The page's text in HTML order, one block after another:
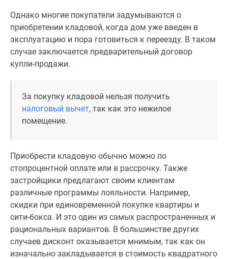
Однако многие покупатели задумываются о
приобретении кладовой, когда дом уже введен в
эксплуатацию и пора готовиться к переезду. В таком
случае заключается предварительный договор
купли-продажи.
За покупку кладовой нельзя получить
налоговый вычет, так как это нежилое
помещение.
Приобрести кладовую обычно можно по
стопроцентной оплате или в рассрочку. Также
застройщики предлагают своим клиентам
различные программы лояльности. Например,
скидки при единовременной покупке квартиры и
сити-бокса. И это один из самых распространенных и
рациональных вариантов. В большинстве других
случаев дисконт оказывается мнимым, так как он
изначально закладывается в стоимость квадратного